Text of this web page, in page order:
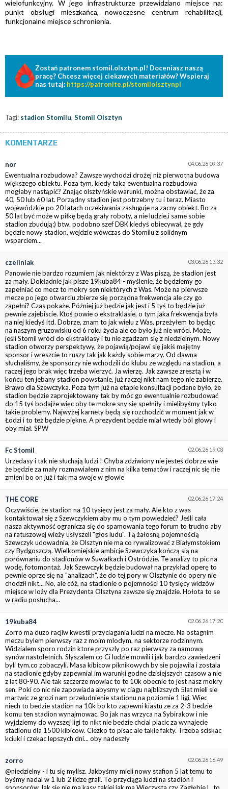
wielofunkcyjny. W jego infrastrukturze przewidziano miejsce na:
punkt obsługi mieszkańca, nowoczesne centrum rehabilitacji,
funkcjonalne miejsce schronienia.
Zostań patronem stomil.olsztyn.pl! Doceniasz naszą
pracę? Chcesz więcej ciekawych materiałów? Wspieraj
nas tutaj: https://patronite.pl/stomilolsztynpl
Tagi: stadion Stomilu, Stomil Olsztyn
KOMENTARZE
04.06.26 09:37
nor
Ewentualna rozbudowa? Zawsze wychodzi drożej niż pierwotna budowa
większego obiektu. Poza tym, kiedy taka ewentualna rozbudowa
mogłaby nastąpić? Znając olsztyńskie warunki, można obstawiać, że za
40, 50 lub 60 lat. Porządny stadion jest potrzebny tu i teraz. Miasto
wojewódzkie po 20 latach oczekiwania zasługuje na zacny obiekt. Bo za
50 lat być może w piłkę będą grały roboty, a nie ludzie,i same sobie
stadion zbudują:) btw. podobno szef DBK kiedyś obiecywał, że gdy
będzie nowy stadion, wejdzie wówczas do Stomilu z solidnym
wsparciem...
03.06.26 13:32
czeliniak
Panowie nie bardzo rozumiem jak niektórzy z Was piszą, że stadion jest
za mały. Dokładnie jak pisze 19kuba84 - myślenie, że będziemy go
zapełniać co mecz to mokry sen niektórych z Was. Może na pierwsze
mecze po jego otwarciu zbierze się porządna frekwencja ale czy go
zapełni? Czas pokaże. Później już będzie jak jest i 5 tyś to będzie już
pewnie zajebiscie. Ktoś powie o ekstraklasie, o tym jaka frekwencja była
na niej kiedyś itd. Dobrze, znam to jak wielu z Was, przeżyłem to będąc
na naszym gruzowisku od 6 roku życia ale co było już nie wróci. Może,
jeśli Stomil wróci do ekstraklasy i tu nie zgadzam się z niedzielnym. Nowy
stadion otworzy perspektywy, że pojawią/pojawi się jakiś majętny
sponsor i wreszcie to ruszy tak jak każdy sobie marzy. Od dawna
słuchaliśmy, że sponsorzy nie wchodzili do klubu ze względu na stadion, a
raczej jego brak więc trzeba wierzyć. Ja wierzę. Jak zawsze zresztą i w
końcu ten jebany stadion powstanie, już raczej nikt nam tego nie zabierze.
Brawo dla Szewczyka. Poza tym już na etapie konsultacji podane było, że
stadion będzie zaprojektowany tak by móc go ewentualnie rozbudować
do 15 tyś bodajże więc oby te mokre sny się spełniły i mielibyśmy tylko
takie problemy. Najwyżej karnety będą się rozchodzić w moment jak w
Łodzi i to też będzie piękne. A prezydent będzie miał wtedy ból głowy i
oby miał. SPW
02.06.26 19:03
Fc Stomil
Urzedasy i tak nie słuchają ludzi ! Chyba zdziwiony nie jesteś dobrze wie
że będzie za mały rozmawiałem z nim na kilka tematów i raczej nic się nie
zmieni bo on już i tak ma swoje w głowie
02.06.26 17:24
THE CORE
Oczywiście, że stadion na 10 tysięcy jest za mały. Ale kto z was
kontaktował się z Szewczykiem aby mu o tym powiedzieć? Jeśli cała
nasza aktywność ogranicza się do spamowania tego forum to trudno aby
na ratuszowej wieży usłyszeli "głos ludu". Tą żałosną pojemnością
Szewczyk udowadnia, że Olsztyn nie ma co rywalizować z Białymstokiem
czy Bydgoszczą. Wielkomiejskie ambicje Szewczyka kończą sią na
porównaniu do stadionów w Suwałkach i Ostródzie. Te analizy to pic na
wodę, fotomontaż. Jak Szewczyk będzie budował na przykład operę to
pewnie oprze się na "analizach", że do tej pory w Olsztynie do opery nie
chodził nikt... No, ale cóż, na stadionie o pojemności 10 tysięcy widzów
miejsce w loży dla Prezydenta Olsztyna zawsze się znajdzie. Hołota to se
w radiu posłucha...
02.06.26 17:20
19kuba84
Zorro ma duzo racjiw kwestii przyciagania ludzi na mecze. Na ostagnim
meczu bylem pierwszy raz z moim mlodym, na sektorze rodzinnym.
Widzialem sporo rodzin ktore przyszly po raz pierwszy za namową
synów nastoletnich. Slyszalem co Ci ludzie mowili i jak bardzo zawiedzeni
byli tym.co zobaczyli. Masa kibicow piknikowych by sie pojawila i zostala
na stadionie gdyby zapewnial im warunki godne dzisiejszych czasow a nie
z lat 80-90. Ale tak szczerze mowiac to te 10k obecnie to jest nasz mokry
sen. Poki co nic nie zapowiada abysmy w ciagu najblizszych 5lat mieli sie
martwic ze grozi nam przeludnienie stadionu na poziomie 1 ligi. Wiec
niech to bedzie stadion na 10k bo kto zapewni kiastu ze za 2-3 bedzie
komu ten stadion wynajmowac. Bo jak nas wrzyca na Sybirakow i nie
wyjdziemy do wyzszej ligi to nikt nie bedzie chcial placic za wynajecie
stadionu dla 1500 kibicow. Ciezko to pisac ale takie fakty. Trzeba sciskac
kciuki i czekac lepszych dni... oby nadeszły
02.06.26 16:49
zorro
@niedzielny - i tu się mylisz. Jakbyśmy mieli nowy stafion 5 lat temu to
byśmy nadal w 1 lub 2 lidze grali. To przyciąga ludzi na stadion i